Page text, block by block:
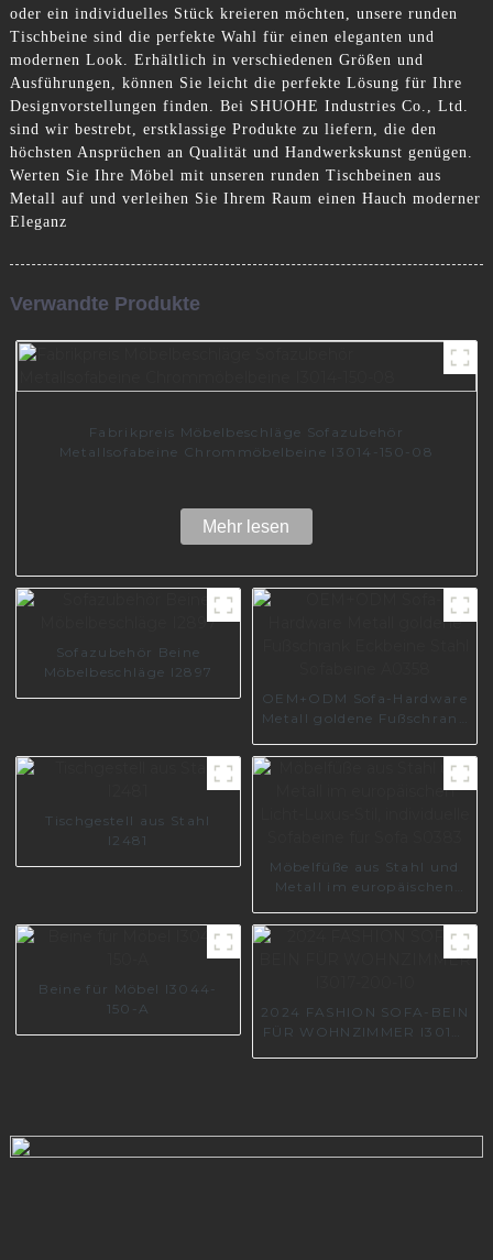
oder ein individuelles Stück kreieren möchten, unsere runden
Tischbeine sind die perfekte Wahl für einen eleganten und
modernen Look. Erhältlich in verschiedenen Größen und
Ausführungen, können Sie leicht die perfekte Lösung für Ihre
Designvorstellungen finden. Bei SHUOHE Industries Co., Ltd.
sind wir bestrebt, erstklassige Produkte zu liefern, die den
höchsten Ansprüchen an Qualität und Handwerkskunst genügen.
Werten Sie Ihre Möbel mit unseren runden Tischbeinen aus
Metall auf und verleihen Sie Ihrem Raum einen Hauch moderner
Eleganz
Verwandte Produkte
Fabrikpreis Möbelbeschläge Sofazubehör
Metallsofabeine Chrommöbelbeine I3014-150-08
Mehr lesen
Sofazubehör Beine
Möbelbeschläge I2897
OEM+ODM Sofa-Hardware
Metall goldene Fußschrank
A0358
Tischgestell aus Stahl
I2481
Möbelfüße aus Stahl und
Metall im europäischen
individuelle Sofabeine für
Beine für Möbel I3044-
150-A
2024 FASHION SOFA-BEIN
FÜR WOHNZIMMER I3017-